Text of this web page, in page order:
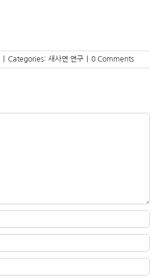
Categories: 새사연 연구 0 Comments